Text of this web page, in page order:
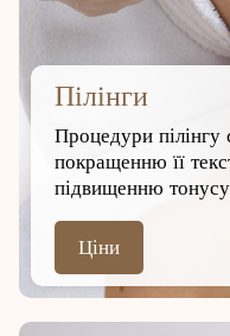
Пілінги
Процедури
покращенню її
підвищенню
Ціни